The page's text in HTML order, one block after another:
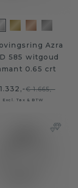
Azra
585 witgoud
0.65 crt
€ 1.665,-
Excl. Tax & BTW